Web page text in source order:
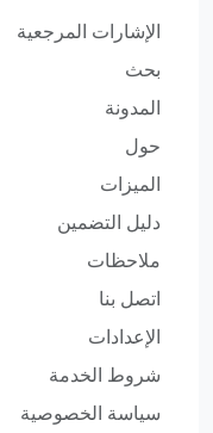
الإشارات المرجعية
بحث
المدونة
حول
الميزات
دليل التضمين
ملاحظات
اتصل بنا
الإعدادات
شروط الخدمة
سياسة الخصوصية